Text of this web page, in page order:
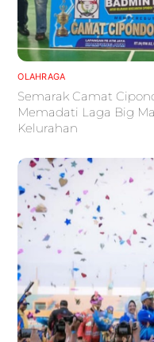
OLAHRAGA
Semarak Camat
Memadati Laga Big
Kelurahan